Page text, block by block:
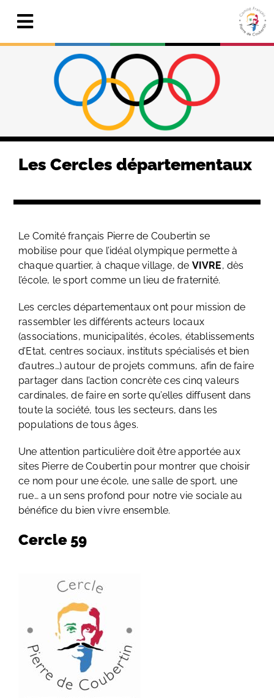
contentToggle
Navigation
Le Comité
Pierre de Coubertin
Search
for:
Les Cercles départementaux
Le Comité français Pierre de Coubertin se
mobilise pour que l’idéal olympique permette à
chaque quartier, à chaque village, de VIVRE, dès
l’école, le sport comme un lieu de fraternité.
Les cercles départementaux ont pour mission de
rassembler les différents acteurs locaux
(associations, municipalités, écoles, établissements
d’Etat, centres sociaux, instituts spécialisés et bien
d’autres…) autour de projets communs, afin de faire
partager dans l’action concrète ces cinq valeurs
cardinales, de faire en sorte qu’elles diffusent dans
toute la société, tous les secteurs, dans les
populations de tous âges.
Une attention particulière doit être apportée aux
sites Pierre de Coubertin pour montrer que choisir
ce nom pour une école, une salle de sport, une
rue… a un sens profond pour notre vie sociale au
bénéfice du bien vivre ensemble.
Cercle 59